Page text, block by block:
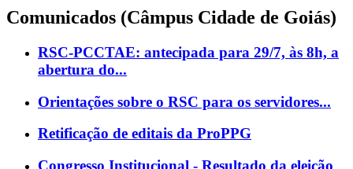
Comunicados (Câmpus Cidade de Goiás)
RSC-PCCTAE: antecipada para 29/7, às 8h, a
abertura do...
Orientações sobre o RSC para os servidores...
Retificação de editais da ProPPG
Congresso Institucional - Resultado da eleição